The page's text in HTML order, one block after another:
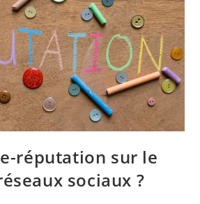
réputation sur le
sociaux ?